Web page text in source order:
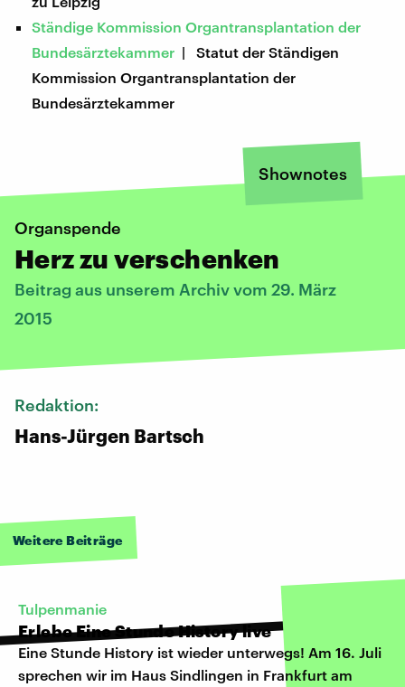
Ständige Kommission Organtransplantation der
Bundesärztekammer | Statut der Ständigen
Kommission Organtransplantation der
Bundesärztekammer
Shownotes
Organspende
Herz zu verschenken
Beitrag aus unserem Archiv vom 29. März
2015
Redaktion:
Hans-Jürgen Bartsch
Weitere Beiträge
Tulpenmanie
Erlebe Eine Stunde History live
Eine Stunde History ist wieder unterwegs! Am 16. Juli
sprechen wir im Haus Sindlingen in Frankfurt am